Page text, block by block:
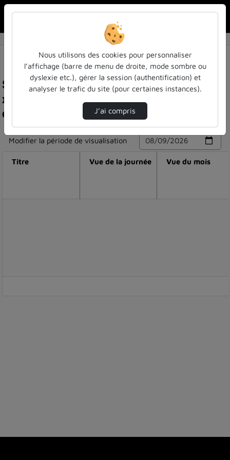
Statistiques de visualisation de la vidéo Pr.
xavier roegiers - l(es) approche(s) par
compétences
Modifier la période de visualisation
Titre Vue de la journée Vue du mois
Nous utilisons des cookies pour personnaliser
l’affichage (barre de menu de droite, mode sombre ou
dyslexie etc.), gérer la session (authentification) et
analyser le trafic du site (pour certaines instances).
J’ai compris